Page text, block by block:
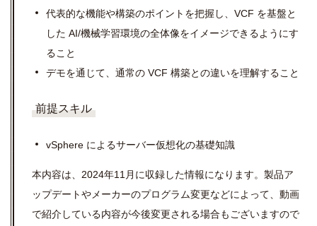
代表的な機能や構築のポイントを把握し、VCF を基盤と
した AI/機械学習環境の全体像をイメージできるようにす
ること
デモを通じて、通常の VCF 構築との違いを理解すること
前提スキル
vSphere によるサーバー仮想化の基礎知識
本内容は、2024年11月に収録した情報になります。製品ア
ップデートやメーカーのプログラム変更などによって、動画
で紹介している内容が今後変更される場合もございますので